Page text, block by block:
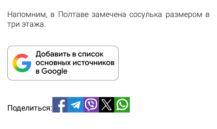
Напомним, в Полтаве замечена сосулька размером в
три этажа.
Поделиться: